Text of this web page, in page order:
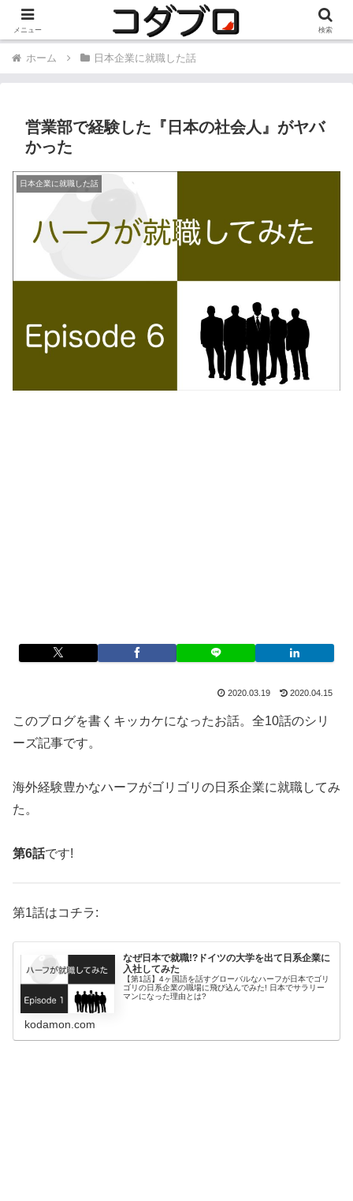
HOME(働き方) 新着記事 プロフィール おすすめ記事
ホーム 日本企業に就職した話
営業部で経験した『日本の社会人』がヤバ
かった
日本企業に就職した話
2020.03.19 2020.04.15
このブログを書くキッカケになったお話。全10話のシリ
ーズ記事です。
海外経験豊かなハーフがゴリゴリの日系企業に就職してみ
た。
第6話です!
第1話はコチラ:
なぜ日本で就職!?ドイツの大学を出て日系企業に
入社してみた
【第1話】4ヶ国語を話すグローバルなハーフが日本でゴリ
ゴリの日系企業の職場に飛び込んでみた! 日本でサラリー
マンになった理由とは?
kodamon.com
メニュー 検索